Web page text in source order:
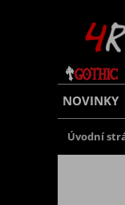
NOVINKY
Úvodní